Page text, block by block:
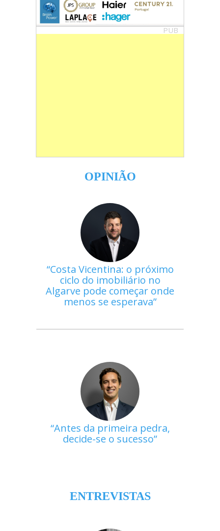
PUB
OPINIÃO
Costa Vicentina: o próximo
ciclo do imobiliário no
Algarve pode começar onde
menos se esperava
Antes da primeira pedra,
decide-se o sucesso
ENTREVISTAS